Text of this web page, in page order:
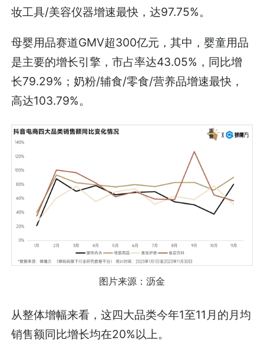
妆工具/美容仪器增速最快，达97.75%。
母婴用品赛道GMV超300亿元，其中，婴童用品
是主要的增长引擎，市占率达43.05%，同比增
长79.29%；奶粉/辅食/零食/营养品增速最快，
高达103.79%。
图片来源：沥金
从整体增幅来看，这四大品类今年1至11月的月均
销售额同比增长均在20%以上。